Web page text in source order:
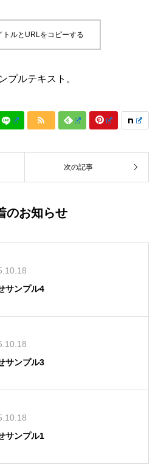
トルとURLをコピーする
プルテキスト。
  
次の記事
のお知らせ
サンプル4
サンプル3
サンプル1